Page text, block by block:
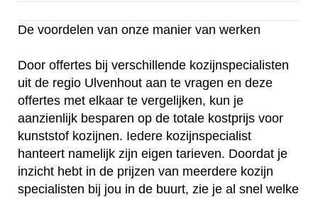
De voordelen van onze manier van werken
Door offertes bij verschillende kozijnspecialisten
uit de regio Ulvenhout aan te vragen en deze
offertes met elkaar te vergelijken, kun je
aanzienlijk besparen op de totale kostprijs voor
kunststof kozijnen. Iedere kozijnspecialist
hanteert namelijk zijn eigen tarieven. Doordat je
inzicht hebt in de prijzen van meerdere kozijn
specialisten bij jou in de buurt, zie je al snel welke